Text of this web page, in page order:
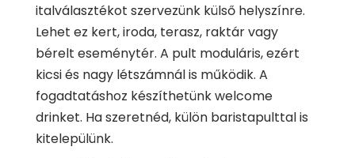
italválasztékot szervezünk külső helyszínre.
Lehet ez kert, iroda, terasz, raktár vagy
bérelt eseménytér. A pult moduláris, ezért
kicsi és nagy létszámnál is működik. A
fogadtatáshoz készíthetünk welcome
drinket. Ha szeretnéd, külön baristapulttal is
kitelepülünk.